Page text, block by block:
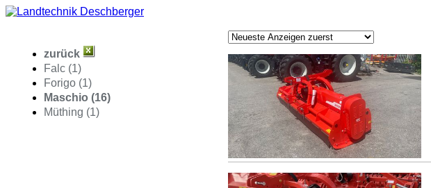
zurück
Falc (1)
Forigo (1)
Maschio (16)
Müthing (1)